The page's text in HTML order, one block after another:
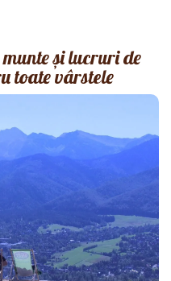
și lucruri de
toate vârstele